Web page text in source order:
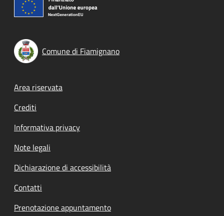
Comune di Fiamignano
Footer menu
Area riservata
Crediti
Informativa privacy
Note legali
Dichiarazione di accessibilità
Contatti
Prenotazione appuntamento